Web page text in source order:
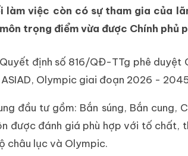
việc còn có sự tham gia của
trọng điểm vừa được Chính phủ
định số 816/QĐ-TTg phê duyệt
Olympic giai đoạn 2026 -
đầu tư gồm: Bắn súng, Bắn cung,
được đánh giá phù hợp với tố chất,
châu lục và Olympic.